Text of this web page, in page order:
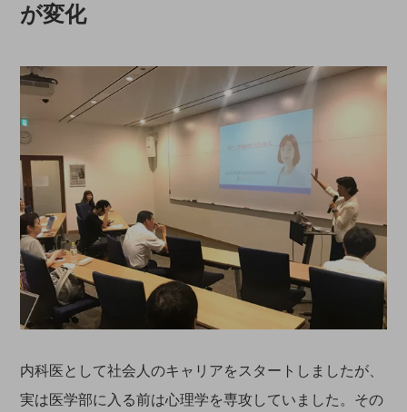
が変化
内科医として社会人のキャリアをスタートしましたが、
実は医学部に入る前は心理学を専攻していました。その